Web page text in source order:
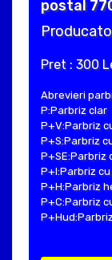
postal
Pret : 300
Abrevieri
P:Parbriz clar
P+V:Parbriz
P+S:Parbriz
P+SE:Parbriz
P+I:Parbriz
P+H:Parbriz
P+C:Parbriz